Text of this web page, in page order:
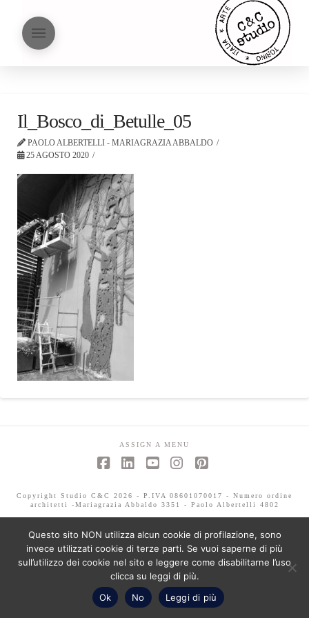
Il_Bosco_di_Betulle_05
PAOLO ALBERTELLI - MARIAGRAZIA ABBALDO
25 AGOSTO 2020
ASSIGN A MENU
Copyright Studio C&C 2026 - P.IVA 08601070017 - Numero ordine
architetti -Mariagrazia Abbaldo 3351 - Paolo Albertelli 4802
Questo sito NON utilizza alcun cookie di profilazione, sono
invece utilizzati cookie di terze parti. Se vuoi saperne di più
sull’utilizzo dei cookie nel sito e leggere come disabilitarne l’uso
clicca su leggi di più.
Ok
No Leggi di più